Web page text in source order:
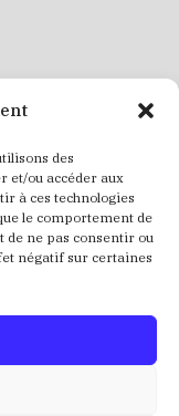
des
et/ou accéder aux
à ces technologies
le comportement de
de ne pas consentir ou
négatif sur certaines
PLACES